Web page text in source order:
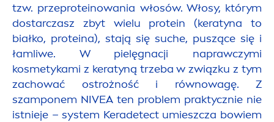
tzw. przeproteinowania włosów. Włosy, którym
dostarczasz zbyt wielu protein (keratyna to
białko, proteina), stają się suche, puszące się i
łamliwe. W pielęgnacji naprawczymi
kosmetykami z keratyną trzeba w związku z tym
zachować ostrożność i równowagę. Z
szamponem NIVEA ten problem praktycznie nie
istnieje – system Keradetect umieszcza bowiem